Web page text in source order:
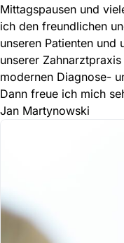
Mittagspausen und
ich den freundlichen
unseren Patienten und
unserer
modernen Diagnose-
Dann freue ich mich
Jan Martynowski